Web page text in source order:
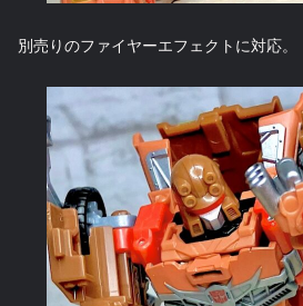
別売りのファイヤーエフェクトに対応。